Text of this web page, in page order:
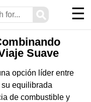
⚲ ☰
Suave
opción líder entre
su equilibrada
de combustible y